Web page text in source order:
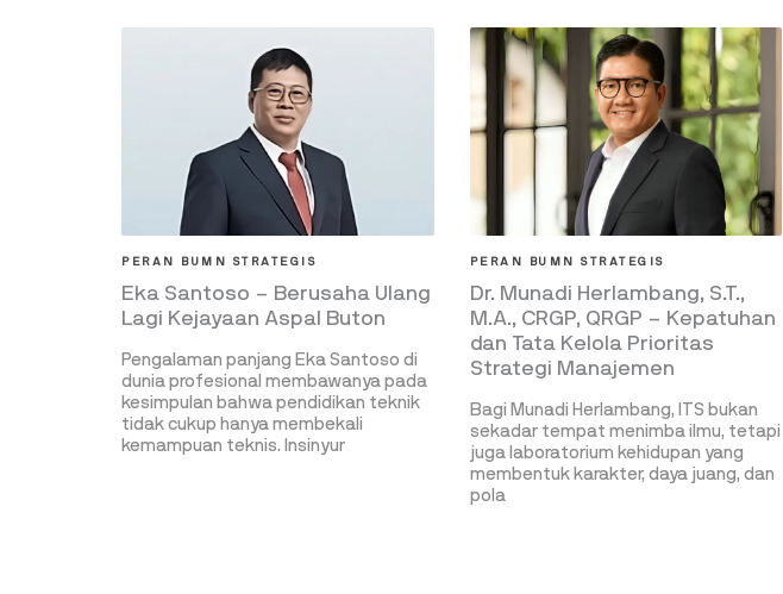
PERAN BUMN STRATEGIS
Eka Santoso – Berusaha Ulang
Lagi Kejayaan Aspal Buton
Pengalaman panjang Eka Santoso di
dunia profesional membawanya pada
kesimpulan bahwa pendidikan teknik
tidak cukup hanya membekali
kemampuan teknis. Insinyur
PERAN BUMN STRATEGIS
Dr. Munadi Herlambang, S.T.,
M.A., CRGP, QRGP – Kepatuhan
dan Tata Kelola Prioritas
Strategi Manajemen
Bagi Munadi Herlambang, ITS bukan
sekadar tempat menimba ilmu, tetapi
juga laboratorium kehidupan yang
membentuk karakter, daya juang, dan
pola